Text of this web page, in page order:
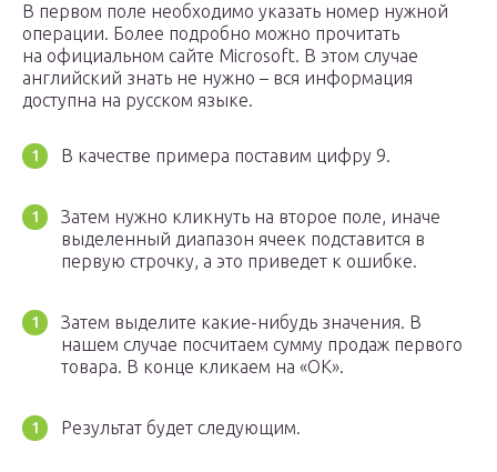
В первом поле необходимо указать номер нужной
операции. Более подробно можно прочитать
на официальном сайте Microsoft. В этом случае
английский знать не нужно – вся информация
доступна на русском языке.
В качестве примера поставим цифру 9.
Затем нужно кликнуть на второе поле, иначе
выделенный диапазон ячеек подставится в
первую строчку, а это приведет к ошибке.
Затем выделите какие-нибудь значения. В
нашем случае посчитаем сумму продаж первого
товара. В конце кликаем на «OK».
Результат будет следующим.